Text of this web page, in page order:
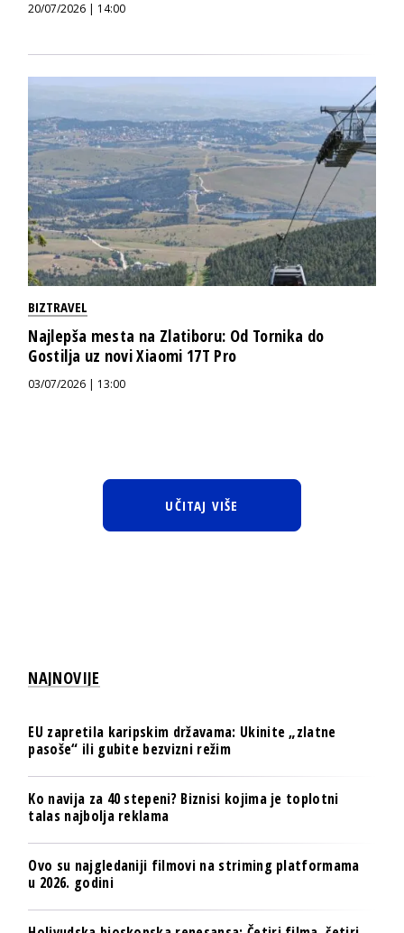
20/07/2026 | 14:00
BIZTRAVEL
Najlepša mesta na Zlatiboru: Od Tornika do
Gostilja uz novi Xiaomi 17T Pro
03/07/2026 | 13:00
UČITAJ VIŠE
NAJNOVIJE
EU zapretila karipskim državama: Ukinite „zlatne
pasoše“ ili gubite bezvizni režim
Ko navija za 40 stepeni? Biznisi kojima je toplotni
talas najbolja reklama
Ovo su najgledaniji filmovi na striming platformama
u 2026. godini